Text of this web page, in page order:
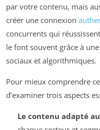
par votre contenu, mais
créer une connexion
concurrents qui
le font souvent grâce à
sociaux et algorithmiques.
Pour mieux comprendre
d’examiner trois aspects
Le contenu adapté